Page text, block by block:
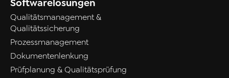
Softwarelösungen
Qualitätsmanagement &
Qualitätssicherung
Prozessmanagement
Dokumentenlenkung
Prüfplanung & Qualitätsprüfung